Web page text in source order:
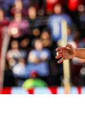
ФУТЗАЛ
ІНШІ
БУКМЕКЕРИ